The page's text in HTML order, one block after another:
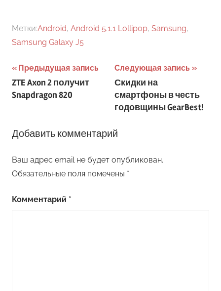
Метки:Android, Android 5.1.1 Lollipop, Samsung,
Samsung Galaxy J5
Навигация
по
Предыдущая запись
ZTE Axon 2 получит
Snapdragon 820
Следующая запись
Скидки на
смартфоны в честь
годовщины GearBest!
Добавить комментарий
Ваш адрес email не будет опубликован.
Обязательные поля помечены *
Комментарий *